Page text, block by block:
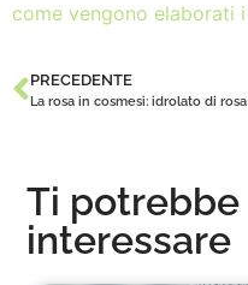
come vengono elaborati
PRECEDENTE
La rosa in cosmesi: idrolato di rosa
Ti potrebbe
interessare